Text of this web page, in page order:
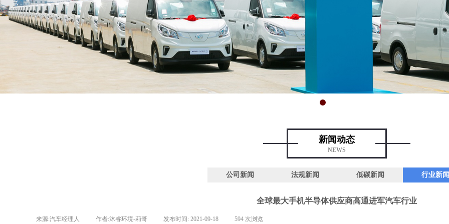
新闻动态
NEWS
公司新闻 法规新闻 低碳新闻 行业新闻
全球最大手机半导体供应商高通进军汽车行业
来源:汽车经理人 作者:沐睿环境-莉哥 发布时间: 2021-09-18 594 次浏览